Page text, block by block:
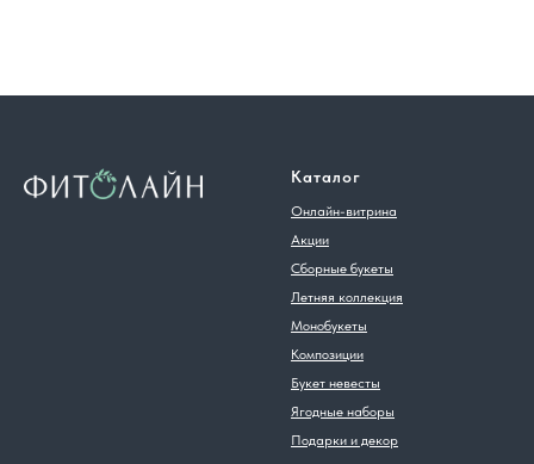
Каталог
Онлайн-витрина
Акции
Сборные букеты
Летняя коллекция
Монобукеты
Композиции
Букет невесты
Ягодные наборы
Подарки и декор